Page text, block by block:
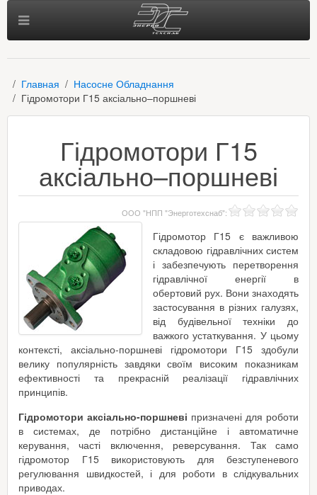
Главная
Насосне Обладнання
Гідромотори Г15 аксіально–поршневі
Гідромотори Г15
аксіально–поршневі
ООО "НПП "Энерготехснаб":
Гідромотор Г15 є важливою
складовою гідравлічних систем
і забезпечують перетворення
гідравлічної енергії в
обертовий рух. Вони знаходять
застосування в різних галузях,
від будівельної техніки до
важкого устаткування. У цьому
контексті, аксіально-поршневі гідромотори Г15 здобули
велику популярність завдяки своїм високим показникам
ефективності та прекрасній реалізації гідравлічних
принципів.
Гідромотори аксіально-поршневі призначені для роботи
в системах, де потрібно дистанційне і автоматичне
керування, часті включення, реверсування. Так само
гідромотор Г15 використовують для безступеневого
регулювання швидкостей, і для роботи в слідкувальних
приводах.